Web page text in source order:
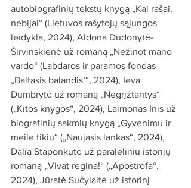
autobiografinių tekstų knygą „Kai rašai,
nebijai“ (Lietuvos rašytojų sąjungos
leidykla, 2024), Aldona Dudonytė-
Širvinskienė už romaną „Nežinot mano
vardo“ (Labdaros ir paramos fondas
„Baltasis balandis’“, 2024), Ieva
Dumbrytė už romaną „Negrįžtantys“
(„Kitos knygos“, 2024), Laimonas Inis už
biografinių sakmių knygą „Gyvenimu ir
meile tikiu“ („Naujasis lankas“, 2024),
Dalia Staponkutė už paralelinių istorijų
romaną „Vivat regina!“ („Apostrofa“,
2024), Jūratė Sučylaitė už istorinį